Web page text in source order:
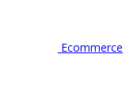
Ecommerce